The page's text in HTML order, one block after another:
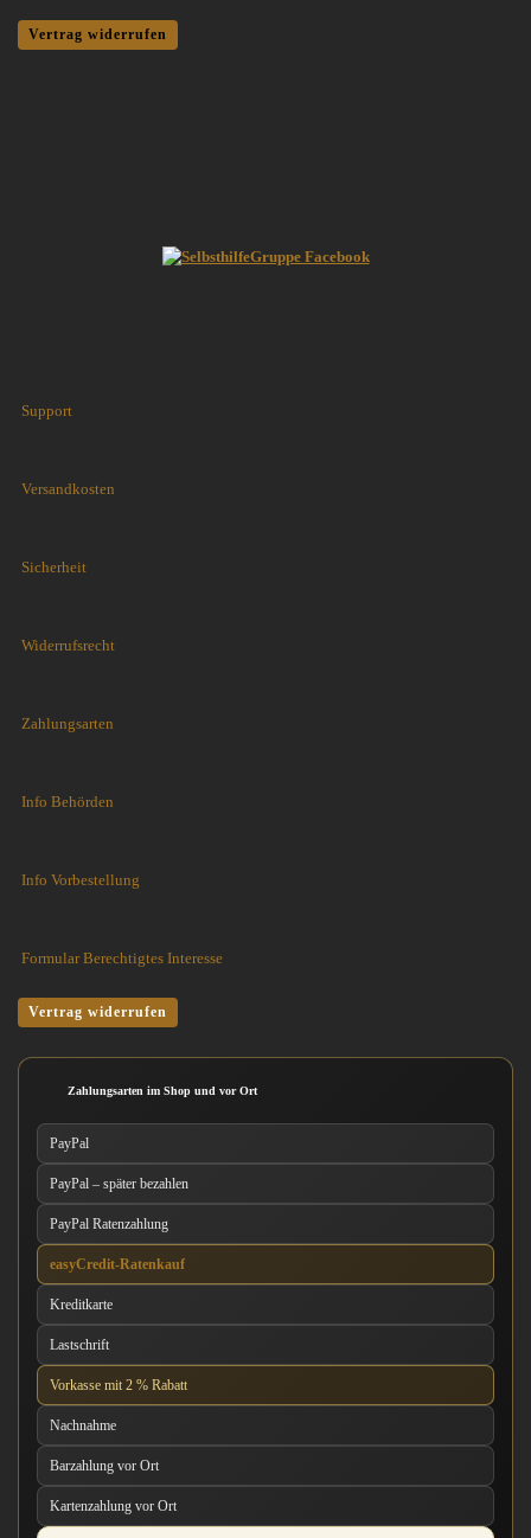
Vertrag widerrufen
Support
Versandkosten
Sicherheit
Widerrufsrecht
Zahlungsarten
Info Behörden
Info Vorbestellung
Formular Berechtigtes Interesse
Vertrag widerrufen
Zahlungsarten im Shop und vor Ort
PayPal
PayPal – später bezahlen
PayPal Ratenzahlung
easyCredit-Ratenkauf
Kreditkarte
Lastschrift
Vorkasse mit 2 % Rabatt
Nachnahme
Barzahlung vor Ort
Kartenzahlung vor Ort